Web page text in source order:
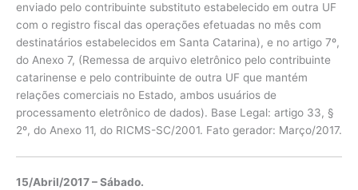
enviado pelo contribuinte substituto estabelecido em outra UF
com o registro fiscal das operações efetuadas no mês com
destinatários estabelecidos em Santa Catarina), e no artigo 7º,
do Anexo 7, (Remessa de arquivo eletrônico pelo contribuinte
catarinense e pelo contribuinte de outra UF que mantém
relações comerciais no Estado, ambos usuários de
processamento eletrônico de dados). Base Legal: artigo 33, §
2º, do Anexo 11, do RICMS-SC/2001. Fato gerador: Março/2017.
15/Abril/2017 – Sábado.